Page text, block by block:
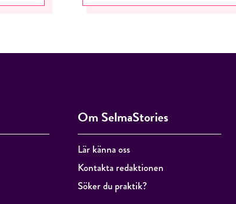
Om SelmaStories
Lär känna oss
Kontakta redaktionen
Söker du praktik?